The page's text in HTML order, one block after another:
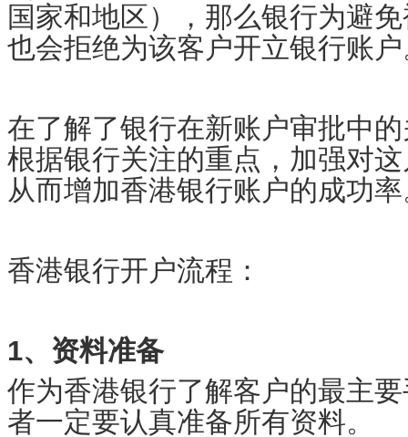
国家和地区），那么银行为避
也会拒绝为该客户开立银行账
在了解了银行在新账户审批中
根据银行关注的重点，加强对
从而增加香港银行账户的成功
香港银行开户流程：
1、资料准备
作为香港银行了解客户的最主
者一定要认真准备所有资料。